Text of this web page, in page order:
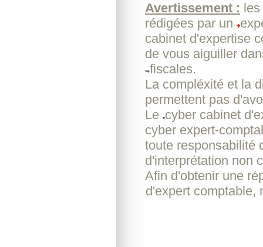
Avertissement :
rédigées par un
cabinet d'expertise
de vous aiguiller
fiscales.
La compléxité et la
permettent pas
Le cyber cabinet
cyber expert-
toute responsabilité
d'interprétation non
Afin d'obtenir une
d'expert comptable,